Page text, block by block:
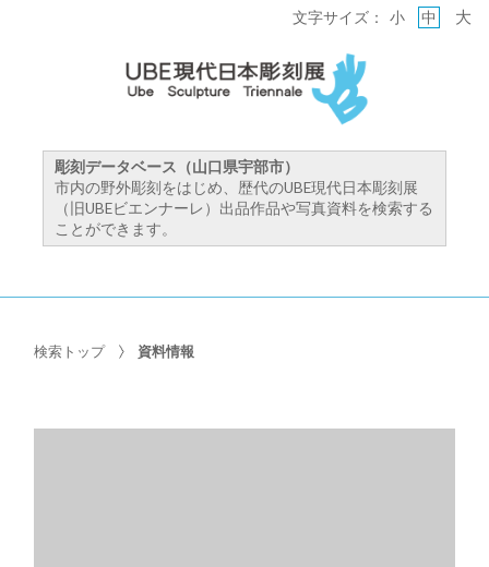
彫刻データベース（山口県宇部市）
市内の野外彫刻をはじめ、歴代のUBE現代日本彫刻展
（旧UBEビエンナーレ）出品作品や写真資料を検索する
ことができます。
文字サイズ： 小 中 大
検索トップ 資料情報